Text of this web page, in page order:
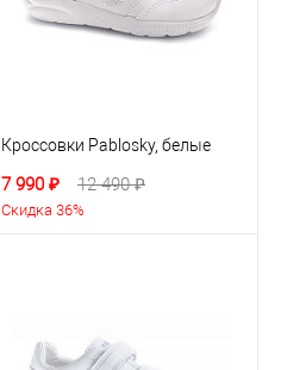
Кроссовки Pablosky, белые
7 990 ₽ 12 490 ₽
Скидка 36%